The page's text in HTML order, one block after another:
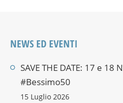
NEWS ED EVENTI
SAVE THE DATE: 17 e
#Bessimo50
15 Luglio 2026